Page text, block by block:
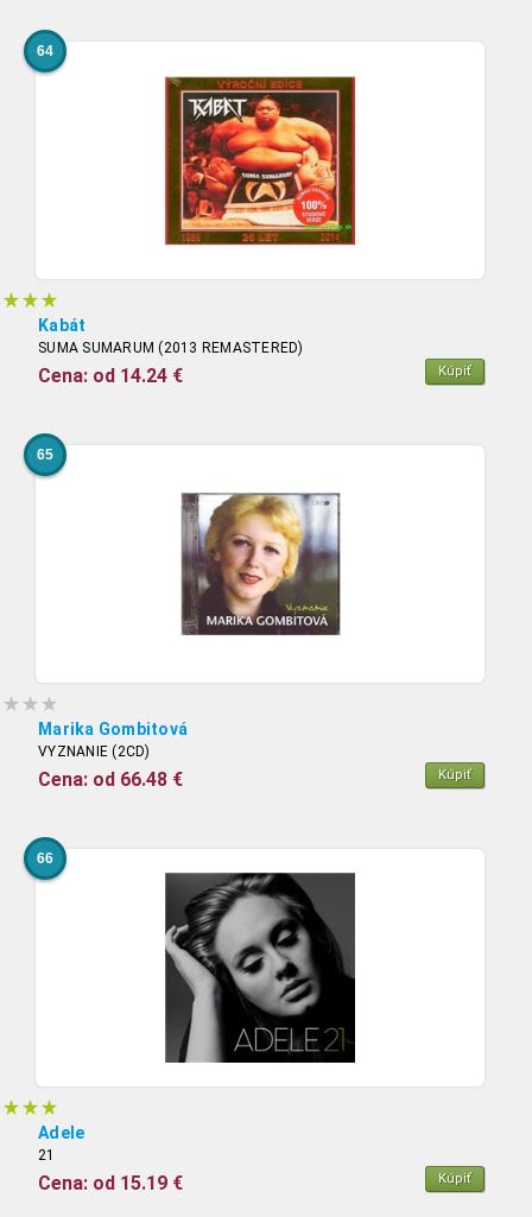
64
Kabát
SUMA SUMARUM (2013 REMASTERED)
Cena: od 14.24 € Kúpiť
65
Marika Gombitová
VYZNANIE (2CD)
Cena: od 66.48 € Kúpiť
66
Adele
21
Cena: od 15.19 € Kúpiť